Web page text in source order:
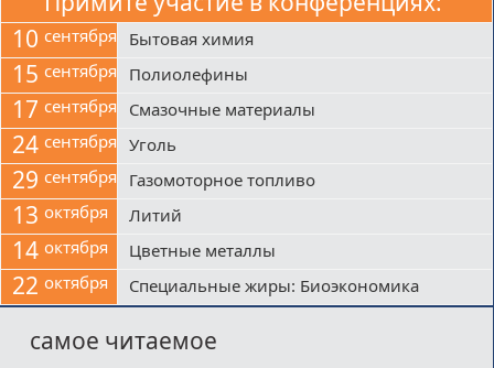
10 сентября Бытовая химия
15 сентября Полиолефины
17 сентября Смазочные материалы
24 сентября Уголь
29 сентября Газомоторное топливо
13 октября Литий
14 октября Цветные металлы
22 октября Специальные жиры: Биоэкономика
самое читаемое